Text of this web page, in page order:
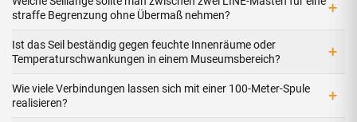
straffe Begrenzung ohne Übermaß nehmen?
+
Ist das Seil beständig gegen feuchte Innenräume oder
Temperaturschwankungen in einem Museumsbereich?
+
Wie viele Verbindungen lassen sich mit einer 100-Meter-Spule
realisieren?
+